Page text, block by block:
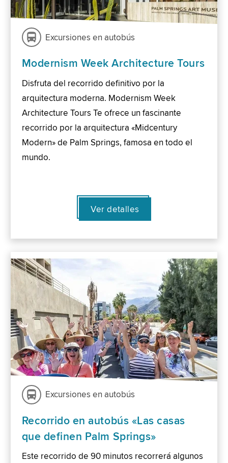
Excursiones en autobús
Modernism Week Architecture Tours
Disfruta del recorrido definitivo por la
arquitectura moderna. Modernism Week
Architecture Tours Te ofrece un fascinante
recorrido por la arquitectura «Midcentury
Modern» de Palm Springs, famosa en todo el
mundo.
Ver detalles
Excursiones en autobús
Recorrido en autobús «Las casas
que definen Palm Springs»
Este recorrido de 90 minutos recorrerá algunos